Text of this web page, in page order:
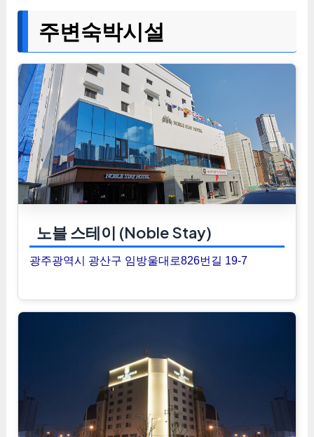
주변숙박시설
노블 스테이 (Noble Stay)
광주광역시 광산구 임방울대로826번길 19-7